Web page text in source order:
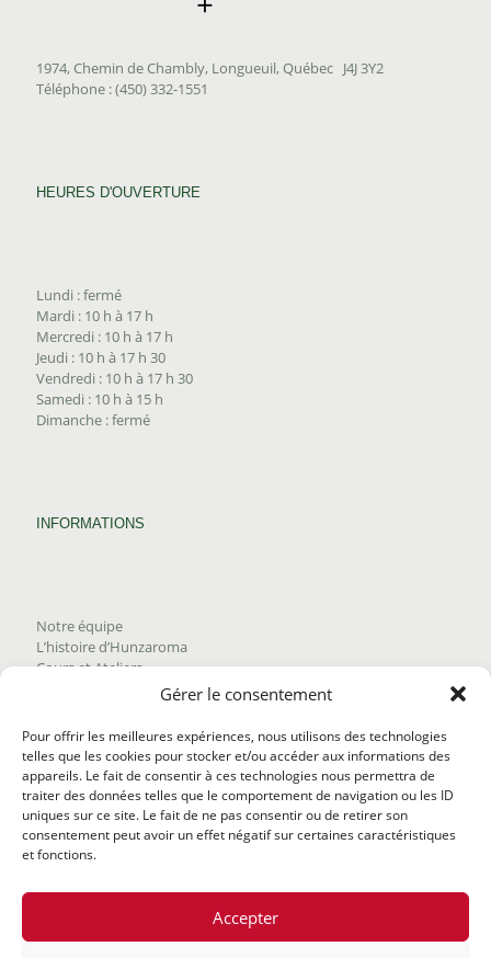
Gérer le consentement
Pour offrir les meilleures expériences, nous utilisons des technologies
telles que les cookies pour stocker et/ou accéder aux informations des
appareils. Le fait de consentir à ces technologies nous permettra de
traiter des données telles que le comportement de navigation ou les ID
uniques sur ce site. Le fait de ne pas consentir ou de retirer son
consentement peut avoir un effet négatif sur certaines caractéristiques
et fonctions.
Accepter
1974, Chemin de Chambly, Longueuil, Québec J4J 3Y2
Téléphone : (450) 332-1551
HEURES D'OUVERTURE
Lundi : fermé
Mardi : 10 h à 17 h
Mercredi : 10 h à 17 h
Jeudi : 10 h à 17 h 30
Vendredi : 10 h à 17 h 30
Samedi : 10 h à 15 h
Dimanche : fermé
INFORMATIONS
Notre équipe
L’histoire d’Hunzaroma
Cours et Ateliers
Trouver nos produits
Politique de frais d'envoi
Termes et conditions
Politique de remboursement